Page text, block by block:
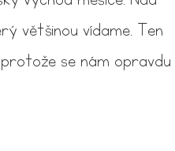
většinou vídame. Ten
se nám opravdu